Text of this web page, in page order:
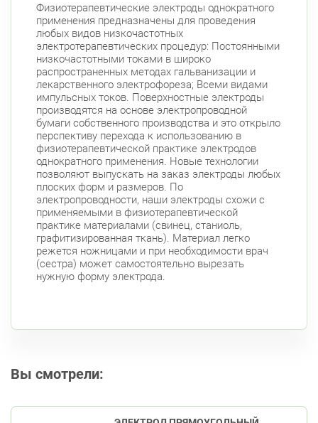
Физиотерапевтические электроды однократного
применения предназначены для проведения
любых видов низкочастотных
электротерапевтических процедур: Постоянными
низкочастотными токами в широко
распространенных методах гальванизации и
лекарственного электрофореза; Всеми видами
импульсных токов. Поверхностные электроды
производятся на основе электропроводной
бумаги собственного производства и это открыло
перспективу перехода к использованию в
физиотерапевтической практике электродов
однократного применения. Новые технологии
позволяют выпускать на заказ электроды любых
плоских форм и размеров. По
электропроводности, наши электроды схожи с
применяемыми в физиотерапевтической
практике материалами (свинец, станиоль,
графитизированная ткань). Материал легко
режется ножницами и при необходимости врач
(сестра) может самостоятельно вырезать
нужную форму электрода.
Вы смотрели: